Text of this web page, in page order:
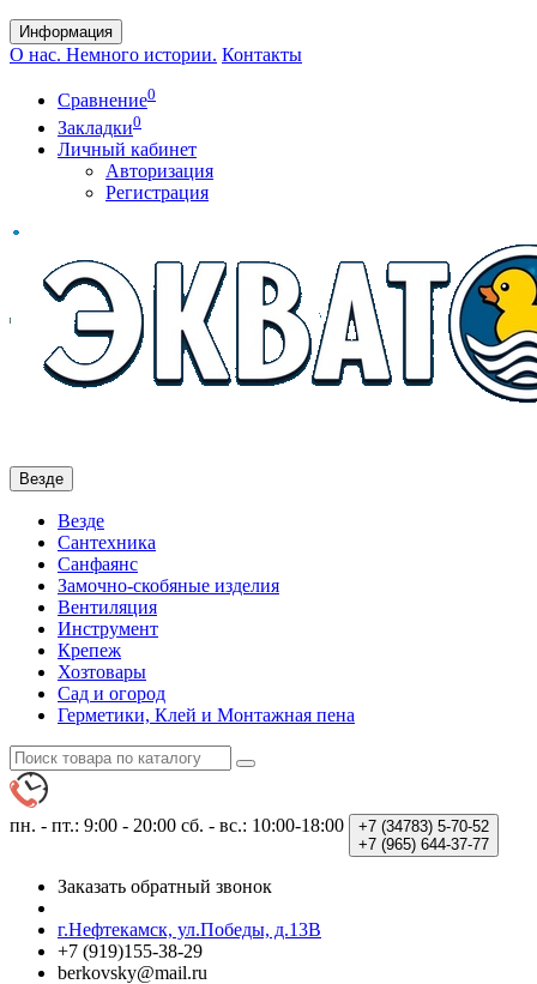
Информация
О нас. Немного истории. Контакты
Сравнение0
Закладки0
Личный кабинет
Авторизация
Регистрация
Везде
Везде
Сантехника
Санфаянс
Замочно-скобяные изделия
Вентиляция
Инструмент
Крепеж
Хозтовары
Сад и огород
Герметики, Клей и Монтажная пена
пн. - пт.: 9:00 - 20:00 сб. - вс.: 10:00-18:00 +7 (34783) 5-70-52
+7 (965) 644-37-77
Заказать обратный звонок
г.Нефтекамск, ул.Победы, д.13В
+7 (919)155-38-29
berkovsky@mail.ru